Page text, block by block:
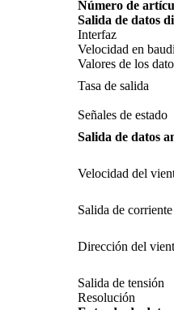
Número de
Salida de datos
Interfaz
Velocidad en
Valores de los
Tasa de salida
Señales de estado
Salida de datos
Velocidad del
Salida de corriente
Dirección del
Salida de tensión
Resolución